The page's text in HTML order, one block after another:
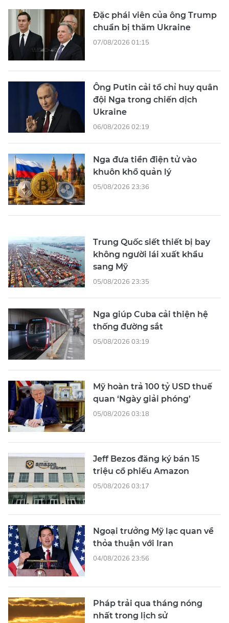
Đặc phái viên của ông Trump
chuẩn bị thăm Ukraine
07/08/2026 01:15
Ông Putin cải tổ chỉ huy quân
đội Nga trong chiến dịch
Ukraine
06/08/2026 02:19
Nga đưa tiền điện tử vào
khuôn khổ quản lý
05/08/2026 23:36
Trung Quốc siết thiết bị bay
không người lái xuất khẩu
sang Mỹ
05/08/2026 23:35
Nga giúp Cuba cải thiện hệ
thống đường sắt
05/08/2026 03:19
Mỹ hoàn trả 100 tỷ USD thuế
quan ‘Ngày giải phóng’
05/08/2026 03:18
Jeff Bezos đăng ký bán 15
triệu cổ phiếu Amazon
05/08/2026 03:17
Ngoại trưởng Mỹ lạc quan về
thỏa thuận với Iran
04/08/2026 23:56
Pháp trải qua tháng nóng
nhất trong lịch sử